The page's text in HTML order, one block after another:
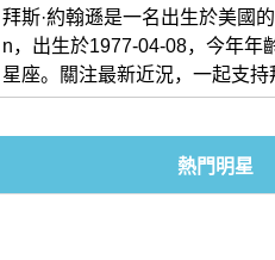
拜斯·約翰遜是一名出生於美國
n，出生於1977-04-08，今年年
星座。關注最新近況，一起支持
熱門明星